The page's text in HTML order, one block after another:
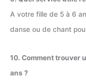
A votre fille de 5 à 6
danse ou de chant
10. Comment trouver
ans ?